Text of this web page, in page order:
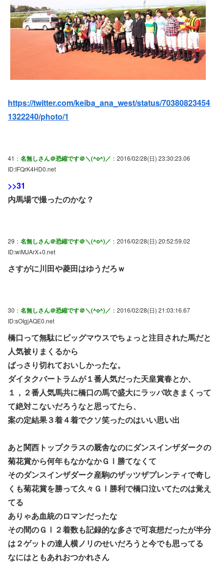
https://twitter.com/keiba_ana_west/status/70380823454
1322240/photo/1
41： 名無しさん＠恐縮です＠＼(^o^)／ ：2016/02/28(日) 23:30:23.06
ID:IFQrK4HD0.net
>>31
内馬場で撮ったのかな？
29： 名無しさん＠恐縮です＠＼(^o^)／ ：2016/02/28(日) 20:52:59.02
ID:wiMJArX+0.net
さすがに川田や菱田はゆうだろｗ
30： 名無しさん＠恐縮です＠＼(^o^)／ ：2016/02/28(日) 21:03:16.67
ID:sOIgjAQE0.net
橋口って無駄にビッグマウスでちょっと注目された馬だと
人気被りまくるから
ばっさり切れておいしかったな。
ダイタクバートラムが１番人気だった天皇賞春とか、
１，２番人気馬共に橋口の馬で盛大にラッパ吹きまくって
て絶対こないだろうなと思ってたら、
案の定結果３着４着でクソ笑ったのはいい思い出
あと関西トップクラスの厩舎なのにダンスインザダークの
菊花賞から何年もなかなかＧⅠ勝てなくて
そのダンスインザダーク産駒のザッツザプレンティで奇し
くも菊花賞を勝って久々ＧⅠ勝利で橋口泣いてたのは覚え
てる
ありゃあ血統のロマンだったな
その間のＧⅠ２着数も記録的な多さで可哀想だったが半分
は２ゲットの達人横ノリのせいだろうと今でも思ってる
なにはともあれおつかれさん